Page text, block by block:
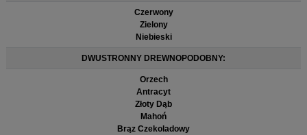
Czerwony
Zielony
Niebieski
DWUSTRONNY DREWNOPODOBNY:
Orzech
Antracyt
Złoty Dąb
Mahoń
Brąz Czekoladowy